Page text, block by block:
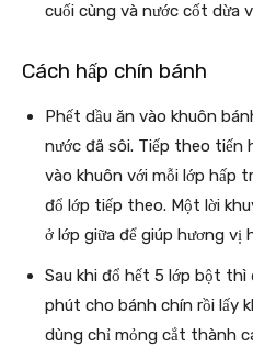
cuối cùng và nước cốt dừa
Cách hấp chín bánh
Phết dầu ăn vào khuôn
nước đã sôi. Tiếp theo tiến
vào khuôn với mỗi lớp hấp
đổ lớp tiếp theo. Một lời
ở lớp giữa để giúp hương vị
Sau khi đổ hết 5 lớp bột thì
phút cho bánh chín rồi lấy
dùng chỉ mỏng cắt thành